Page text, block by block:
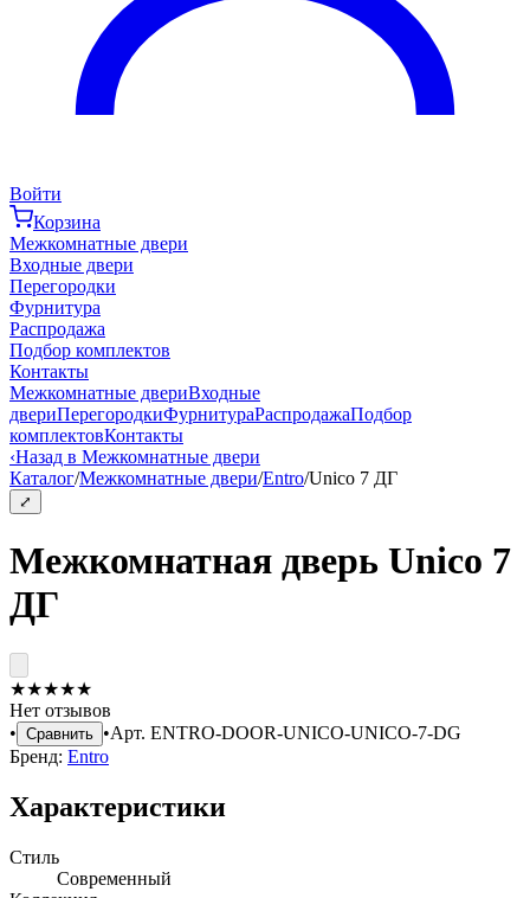
Войти
Корзина
Межкомнатные двери
Входные двери
Перегородки
Фурнитура
Распродажа
Подбор комплектов
Контакты
Межкомнатные двериВходные
двериПерегородкиФурнитураРаспродажаПодбор
комплектовКонтакты
‹Назад в Межкомнатные двери
Каталог/Межкомнатные двери/Entro/Unico 7 ДГ
⤢
Межкомнатная дверь Unico 7
ДГ
★★★★★
Нет отзывов
• Сравнить •Арт. ENTRO-DOOR-UNICO-UNICO-7-DG
Бренд: Entro
Характеристики
Стиль
Современный